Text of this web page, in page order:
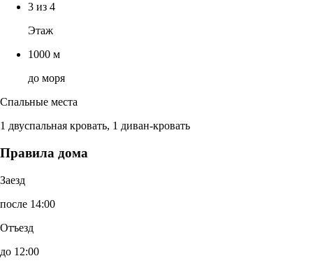
3 из 4
Этаж
1000 м
до моря
Спальные места
1 двуспальная кровать, 1 диван-кровать
Правила дома
Заезд
после 14:00
Отъезд
до 12:00